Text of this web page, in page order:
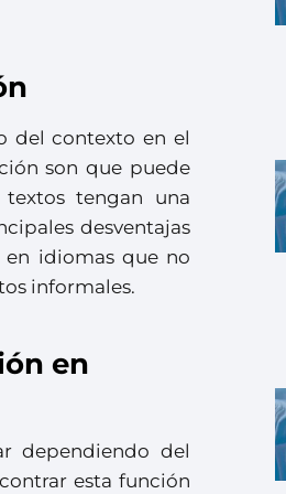
del contexto en el
son que puede
tengan una
desventajas
idiomas que no
informales.
en
dependiendo del
esta función